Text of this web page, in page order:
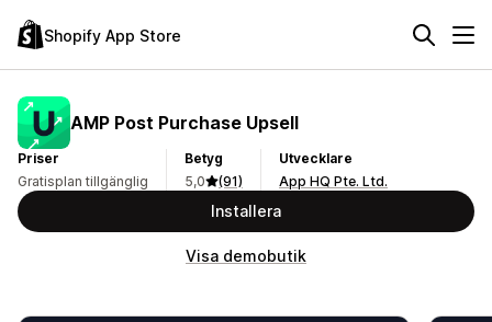
Shopify App Store
AMP Post Purchase Upsell
Priser
Gratisplan tillgänglig
Betyg
5,0
(91)
Utvecklare
App HQ Pte. Ltd.
Installera
Visa demobutik